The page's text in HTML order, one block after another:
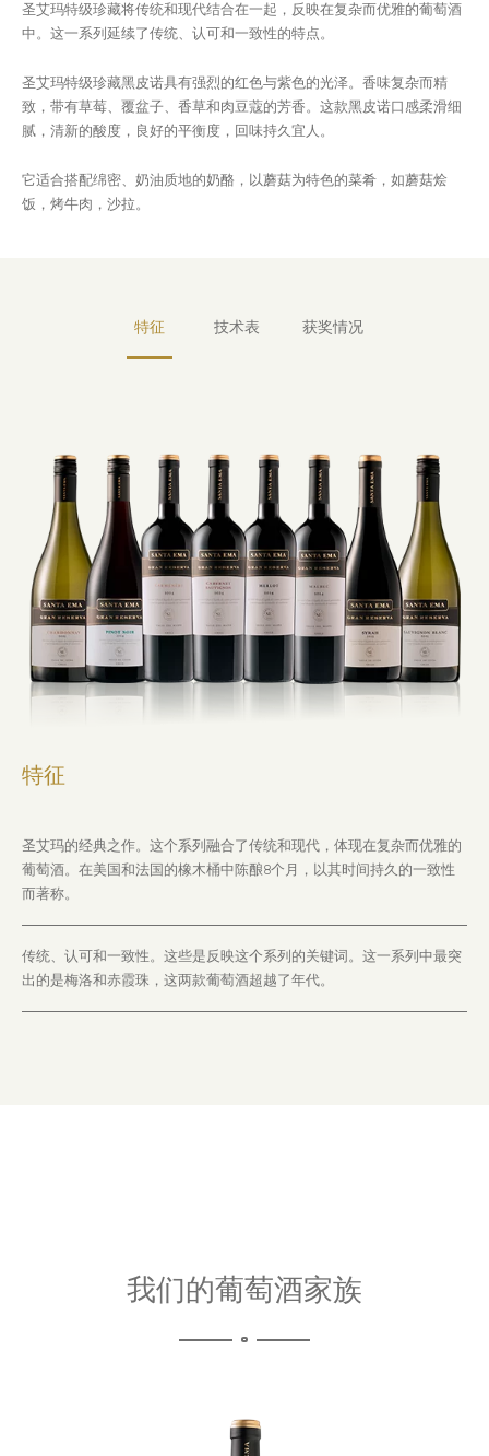
圣艾玛特级珍藏将传统和现代结合在一起，反映在复杂而优雅的葡萄酒
中。这一系列延续了传统、认可和一致性的特点。
圣艾玛特级珍藏黑皮诺具有强烈的红色与紫色的光泽。香味复杂而精
致，带有草莓、覆盆子、香草和肉豆蔻的芳香。这款黑皮诺口感柔滑细
腻，清新的酸度，良好的平衡度，回味持久宜人。
它适合搭配绵密、奶油质地的奶酪，以蘑菇为特色的菜肴，如蘑菇烩
饭，烤牛肉，沙拉。
特征 技术表 获奖情况
特征
圣艾玛的经典之作。这个系列融合了传统和现代，体现在复杂而优雅的
葡萄酒。在美国和法国的橡木桶中陈酿8个月，以其时间持久的一致性
而著称。
传统、认可和一致性。这些是反映这个系列的关键词。这一系列中最突
出的是梅洛和赤霞珠，这两款葡萄酒超越了年代。
我们的葡萄酒家族